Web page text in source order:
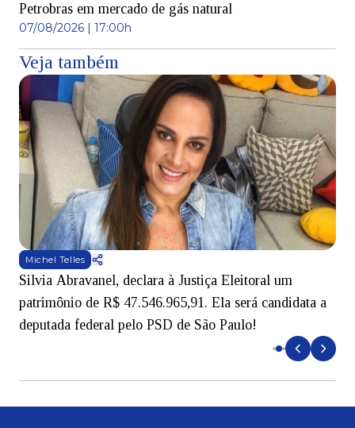
Petrobras em mercado de gás natural
07/08/2026 | 17:00h
Veja também
Michel Telles
Silvia Abravanel, declara à Justiça Eleitoral um
patrimônio de R$ 47.546.965,91. Ela será candidata a
deputada federal pelo PSD de São Paulo!